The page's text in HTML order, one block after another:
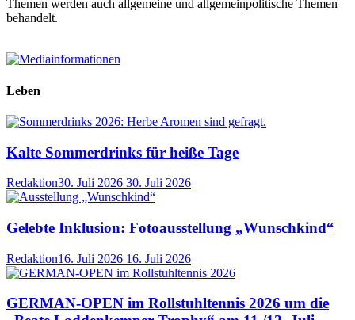
Themen werden auch allgemeine und allgemeinpolitische Themen
behandelt.
Leben
Kalte Sommerdrinks für heiße Tage
Redaktion30. Juli 2026 30. Juli 2026
Gelebte Inklusion: Fotoausstellung „Wunschkind“
Redaktion16. Juli 2026 16. Juli 2026
GERMAN-OPEN im Rollstuhltennis 2026 um die